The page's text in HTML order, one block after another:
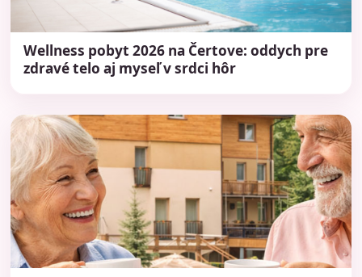
Wellness pobyt 2026 na Čertove: oddych pre
zdravé telo aj myseľ v srdci hôr